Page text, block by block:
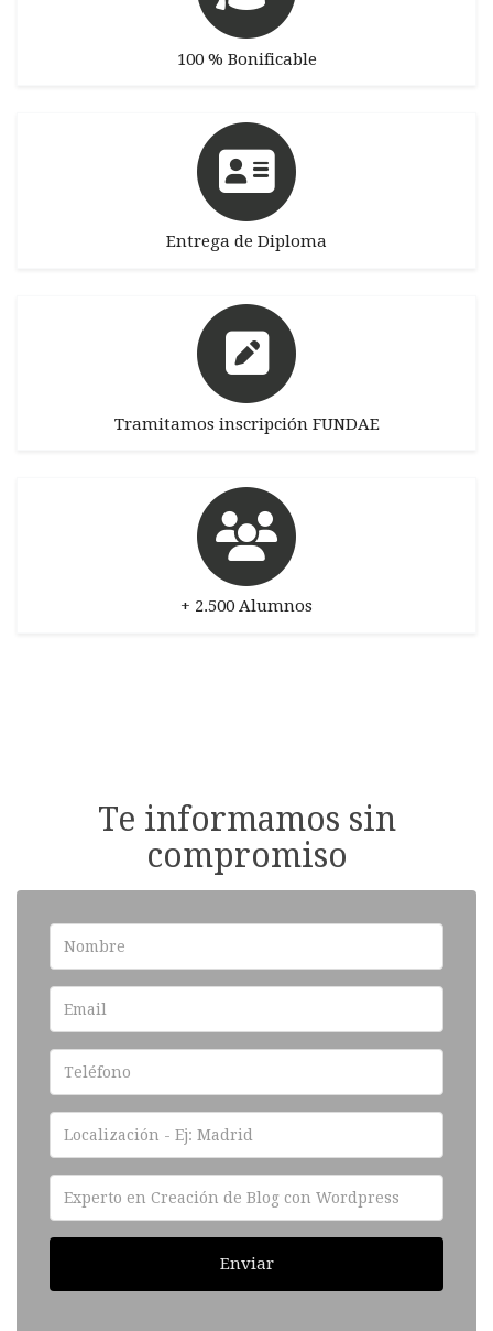
100 % Bonificable
Entrega de Diploma
Tramitamos inscripción FUNDAE
+ 2.500 Alumnos
Te informamos sin
compromiso
Enviar